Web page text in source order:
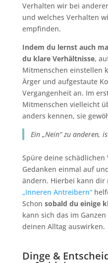
Verhalten wir bei
und welches Verhalten
empfinden.
Indem du lernst auch
du klare Verhältnisse,
Mitmenschen einstellen
Ärger und aufgestaute
Vergangenheit an. Im
Mitmenschen vielleicht
anders kennen, sie
Ein „Nein“ zu anderen,
Spüre deine
Gedanken einmal auf
ändern. Hierbei kann dir
„Inneren Antreibern“
Schon sobald du einige
kann sich das im
deinen Alltag auswirken.
Dinge &